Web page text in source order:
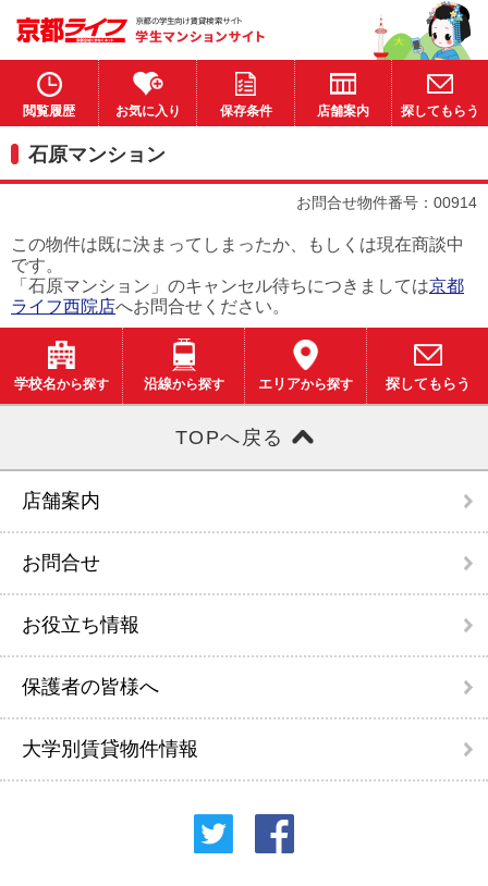
閲覧履歴 お気に入り 保存条件 店舗案内 探してもらう
石原マンション
お問合せ物件番号：00914
この物件は既に決まってしまったか、もしくは現在商談中
です。
「石原マンション」のキャンセル待ちにつきましては京都
ライフ西院店へお問合せください。
学校名から探す 沿線から探す エリアから探す 探してもらう
TOPへ戻る
店舗案内
お問合せ
お役立ち情報
保護者の皆様へ
大学別賃貸物件情報